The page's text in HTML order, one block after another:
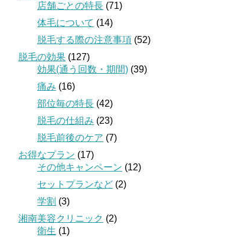
店舗ごとの特長 (71)
体毛について (14)
脱毛する際の注意事項 (52)
脱毛の効果 (127)
効果(通う回数・期間) (39)
痛み (16)
部位毎の特長 (42)
脱毛の仕組み (23)
脱毛前後のケア (7)
お得なプラン (17)
その他キャンペーン (12)
セットプランなど (2)
学割 (3)
湘南美容クリニック (2)
衛生 (1)